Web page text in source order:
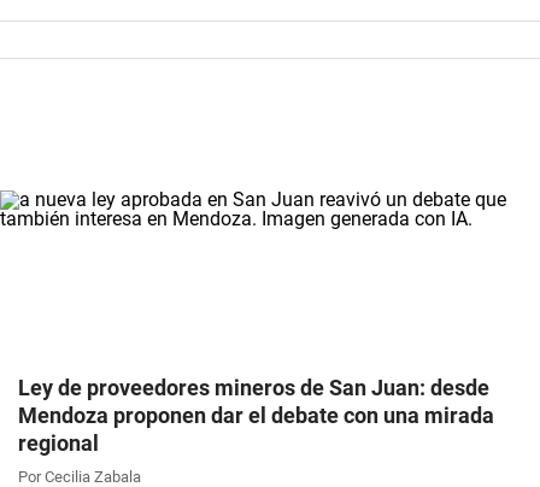
Ley de proveedores mineros de San Juan: desde
Mendoza proponen dar el debate con una mirada
regional
Por Cecilia Zabala